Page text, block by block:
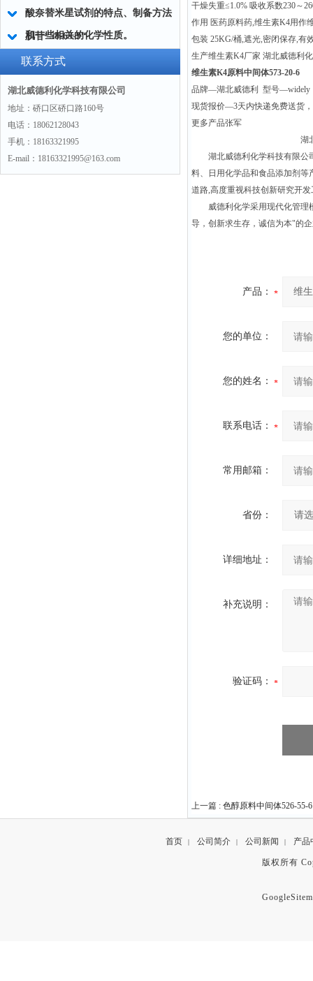
酸奈替米星试剂的特点、制备方法
和一些相关的化学性质。
肌苷“58-63-9“
联系方式
湖北威德利化学科技有限公司
地址：硚口区硚口路160号
电话：18062128043
手机：18163321995
E-mail：18163321995@163.com
干燥失重≤1.0% 吸收系数230～
作用 医药原料药,维生素K4用作
包装 25KG/桶,遮光,密闭保存,有
生产维生素K4厂家 湖北威德利
维生素K4原料中间体573-20-6
品牌—湖北威德利 型号—widely
现货报价—3天内快递免费送货
更多产品张军
湖北威德利化学
湖北威德利化学科技有限公司
料、日用化学品和食品添加剂等
道路,高度重视科技创新研究开
威德利化学采用现代化管理模
导，创新求生存，诚信为本"的
产品：
您的单位：
您的姓名：
联系电话：
常用邮箱：
省份：
详细地址：
补充说明：
验证码：
上一篇 : 色醇原料中间体526-55-6
首页 | 公司简介 | 公司新闻 | 产品
版权所有